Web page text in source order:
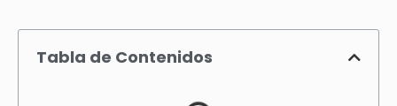
Tabla de Contenidos